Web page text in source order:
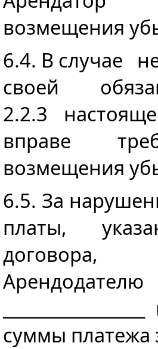
возмещения
6.4. В случае
своей
2.2.3
вправе
возмещения
6.5. За
платы,
договора,
суммы платежа